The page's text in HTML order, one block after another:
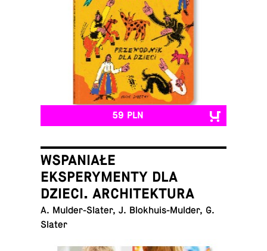
59 PLN
WSPANIAŁE
EKSPERYMENTY DLA
DZIECI. ARCHITEKTURA
A. Mul­der-Sla­ter, J. Blo­khu­is-Mul­der, G.
Slater